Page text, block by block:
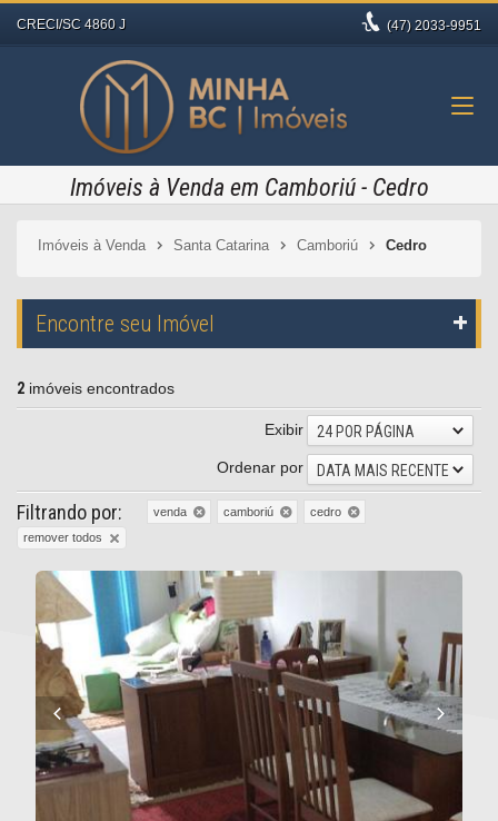
CRECI/SC 4860 J (47) 2033-9951
Imóveis à Venda em Camboriú - Cedro
Imóveis à Venda Santa Catarina Camboriú Cedro
Encontre seu Imóvel
2 imóveis encontrados
Exibir
24 POR PÁGINA
Ordenar por
DATA MAIS RECENTE
Filtrando por: venda camboriú
cedro
remover todos